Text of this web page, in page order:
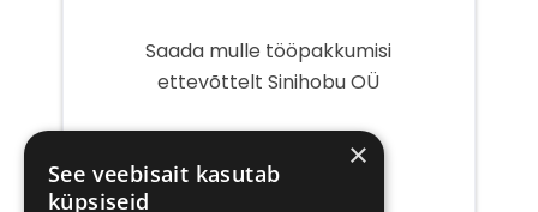
Saada mulle tööpakkumisi
ettevõttelt Sinihobu OÜ
post
×
See veebisait kasutab
küpsiseid